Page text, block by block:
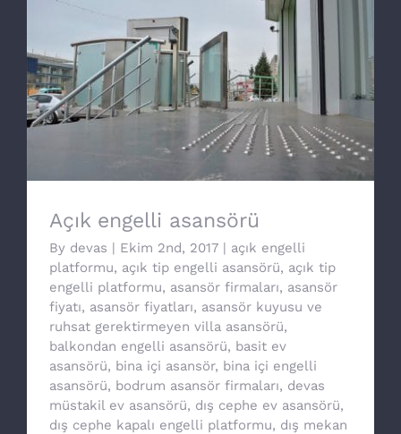
Açık engelli asansörü
Açık engelli asansörü
By devas | Ekim 2nd, 2017 | açık engelli
platformu, açık tip engelli asansörü, açık tip
engelli platformu, asansör firmaları, asansör
fiyatı, asansör fiyatları, asansör kuyusu ve
ruhsat gerektirmeyen villa asansörü,
balkondan engelli asansörü, basit ev
asansörü, bina içi asansör, bina içi engelli
asansörü, bodrum asansör firmaları, devas
müstakil ev asansörü, dış cephe ev asansörü,
dış cephe kapalı engelli platformu, dış mekan